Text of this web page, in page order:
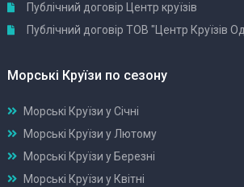
Публічний договір Центр круїзів
Публічний договір ТОВ "Центр Круїзів
Морські Круїзи по сезону
Морські Круїзи у Січні
Морські Круїзи у Лютому
Морські Круїзи у Березні
Морські Круїзи у Квітні